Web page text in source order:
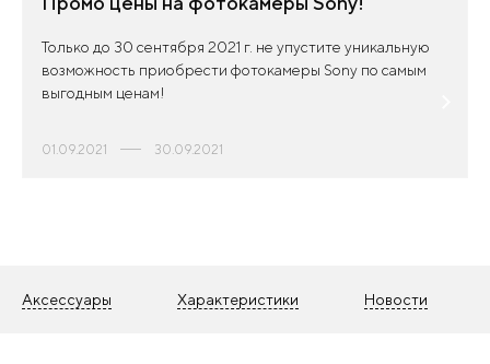
Только до 30 сентября 2021 г. не упустите уникальную
возможность приобрести фотокамеры Sony по самым
выгодным ценам!
01.09.2021 30.09.2021
Аксессуары Характеристики Новости